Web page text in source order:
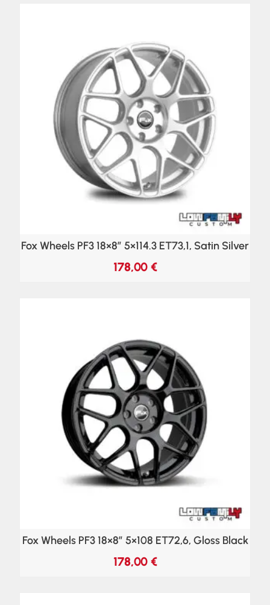
Fox Wheels PF3 18×8″ 5×114.3 ET73,1, Satin Silver
178,00 €
Fox Wheels PF3 18×8″ 5×108 ET72,6, Gloss Black
178,00 €